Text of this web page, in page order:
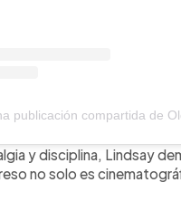
publicación compartida de
y disciplina, Lindsay
no solo es